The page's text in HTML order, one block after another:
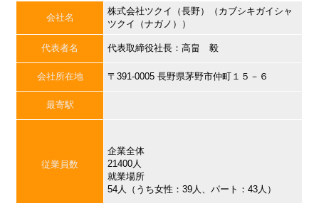
会社名
株式会社ツクイ（長野）（カブシキガイシャ
ツクイ（ナガノ））
代表者名 代表取締役社長：高畠 毅
会社所在地 〒391-0005 長野県茅野市仲町１５－６
最寄駅
従業員数
企業全体
21400人
就業場所
54人（うち女性：39人、パート：43人）